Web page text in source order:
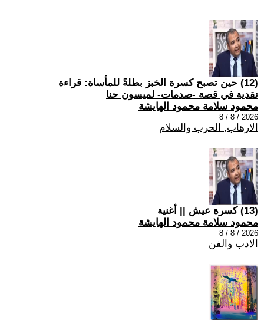
(12) حين تصبح كسرة الخبز بطلةً للمأساة: قراءة
نقدية في قصة -صدمات- لميسون حنا
محمود سلامة محمود الهايشة
2026 / 8 / 8
الارهاب, الحرب والسلام
(13) كسرة عيش || أغنية
محمود سلامة محمود الهايشة
2026 / 8 / 8
الادب والفن